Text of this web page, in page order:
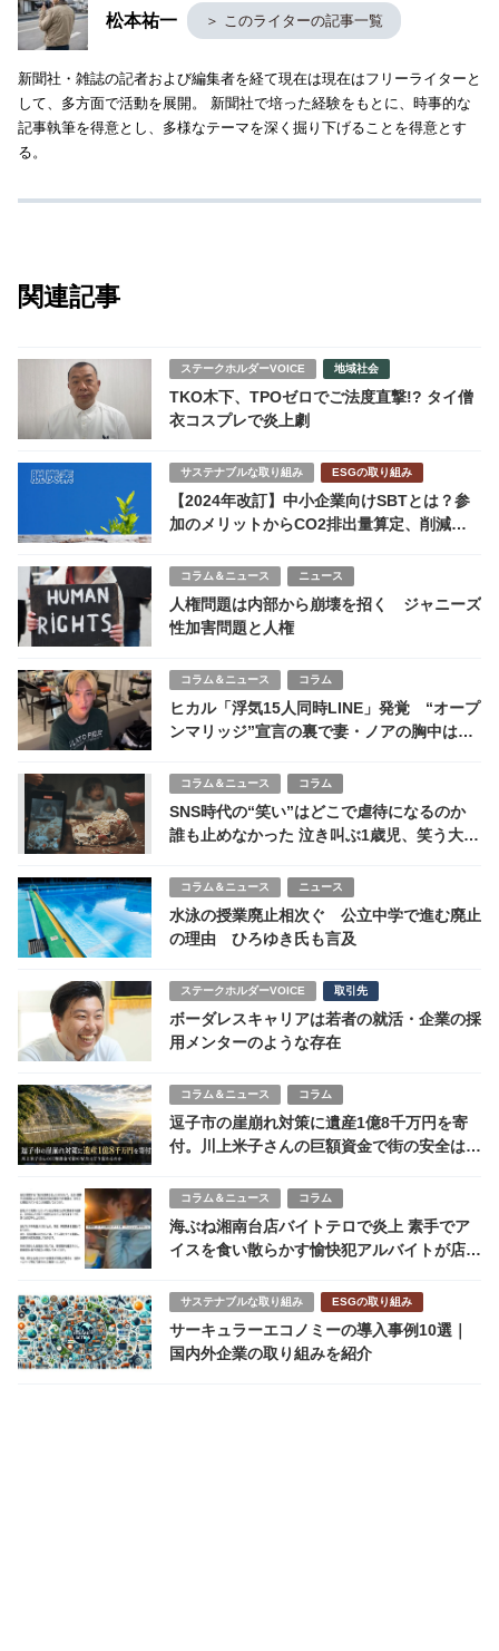
松本祐一 ＞ このライターの記事一覧
新聞社・雑誌の記者および編集者を経て現在は現在はフリーライターと
して、多方面で活動を展開。 新聞社で培った経験をもとに、時事的な
記事執筆を得意とし、多様なテーマを深く掘り下げることを得意とす
る。
関連記事
ステークホルダーVOICE 地域社会
TKO木下、TPOゼロでご法度直撃!? タイ僧
衣コスプレで炎上劇
サステナブルな取り組み ESGの取り組み
【2024年改訂】中小企業向けSBTとは？参
加のメリットからCO2排出量算定、削減目
コラム＆ニュース ニュース
人権問題は内部から崩壊を招く ジャニーズ
性加害問題と人権
コラム＆ニュース コラム
ヒカル「浮気15人同時LINE」発覚 “オープ
ンマリッジ”宣言の裏で妻・ノアの胸中は…
コラム＆ニュース コラム
SNS時代の“笑い”はどこで虐待になるのか
誰も止めなかった 泣き叫ぶ1歳児、笑う大人
コラム＆ニュース ニュース
水泳の授業廃止相次ぐ 公立中学で進む廃止
の理由 ひろゆき氏も言及
ステークホルダーVOICE 取引先
ボーダレスキャリアは若者の就活・企業の採
用メンターのような存在
コラム＆ニュース コラム
逗子市の崖崩れ対策に遺産1億8千万円を寄
付。川上米子さんの巨額資金で街の安全はど
コラム＆ニュース コラム
海ぶね湘南台店バイトテロで炎上 素手でア
イスを食い散らかす愉快犯アルバイトが店を
サステナブルな取り組み ESGの取り組み
サーキュラーエコノミーの導入事例10選｜
国内外企業の取り組みを紹介